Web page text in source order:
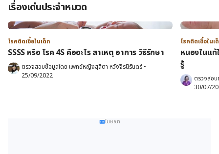
เรื่องเด่นประจำหมวด
โรคติดเชื้อในเด็ก
SSSS หรือ โรค 4S คืออะไร สาเหตุ อาการ วิธีรักษา
ตรวจสอบข้อมูลโดย แพทย์หญิงสุสิตา หวังจิรนิรันดร์ •
25/09/2022
โรคติดเชื้อในเ
หนองในแ
รู้
ตรวจสอ
30/07/
โฆษณา